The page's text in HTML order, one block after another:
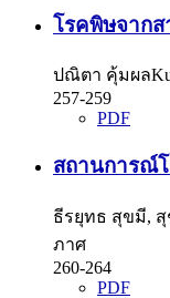
โรคพิษจากส
ปณิตา คุ้มผล
257-259
PDF
สถานการณ์โ
ธีรยุทธ สุขมี,
ภาศ
260-264
PDF